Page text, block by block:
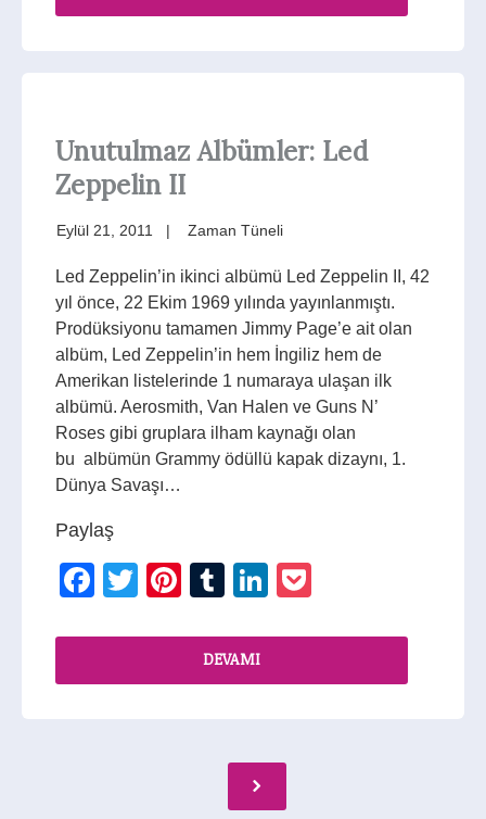
Unutulmaz Albümler: Led
Zeppelin II
Eylül 21, 2011 Zaman Tüneli
Led Zeppelin’in ikinci albümü Led Zeppelin II, 42
yıl önce, 22 Ekim 1969 yılında yayınlanmıştı.
Prodüksiyonu tamamen Jimmy Page’e ait olan
albüm, Led Zeppelin’in hem İngiliz hem de
Amerikan listelerinde 1 numaraya ulaşan ilk
albümü. Aerosmith, Van Halen ve Guns N’
Roses gibi gruplara ilham kaynağı olan
bu albümün Grammy ödüllü kapak dizaynı, 1.
Dünya Savaşı…
Paylaş
Facebook
TwitterPinterest
TumblrLinkedIn
DEVAMI